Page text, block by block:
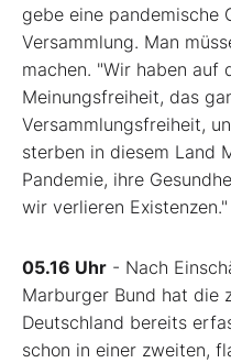
gebe eine pandemische
Versammlung. Man
machen. "Wir haben auf
Meinungsfreiheit, das
Versammlungsfreiheit,
sterben in diesem Land
Pandemie, ihre
wir verlieren Existenzen."
05.16 Uhr - Nach
Marburger Bund hat die
Deutschland bereits
schon in einer zweiten,